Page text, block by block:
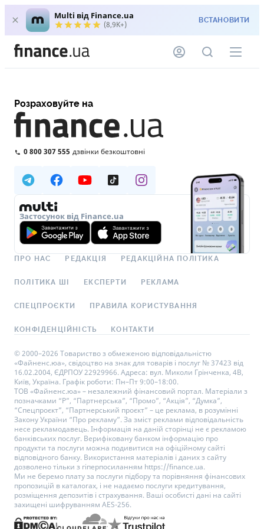
Multi від Finance.ua
(8,9K+) ВСТАНОВИТИ
Розраховуйте на
0 800 307 555 дзвінки безкоштовні
Застосунок від Finance.ua
ПРО НАС РЕДАКЦІЯ РЕДАКЦІЙНА ПОЛІТИКА
ПОЛІТИКА ШІ ЕКСПЕРТИ РЕКЛАМА
СПЕЦПРОЄКТИ ПРАВИЛА КОРИСТУВАННЯ
КОНФІДЕНЦІЙНІСТЬ КОНТАКТИ
© 2000–2026 Товариство з обмеженою відповідальністю
«Файненс.юа», свідоцтво на знак для товарів і послуг № 37423 від
16.02.2004, ЄДРПОУ 22929966. Адреса: вул. Миколи Грінченка, 4В,
Київ, Україна. Графік роботи: Пн–Пт 9:00–18:00.
ТОВ «Файненс.юа» – незалежний фінансовий портал. Матеріали з
позначками “Р”, “Партнерська”, “Промо”, “Акція”, “Думка”,
“Спецпроєкт”, “Партнерський проєкт” – це реклама, в розумінні
Закону України “Про рекламу”. За зміст реклами відповідальність
несе рекламодавець. Інформація на даній сторінці не є рекламою
банківських послуг. Верифіковану банком інформацію про
продукти та послуги можна подивитися на офіційному сайті
відповідного банку. Використання матеріалів і даних з сайту
дозволено тільки з гіперпосиланням https://finance.ua.
Ми не беремо плату за послуги підбору та порівняння фінансових
пропозицій в каталогах, і не надаємо послуги кредитування,
розміщення депозитів і страхування. Ваші особисті дані на сайті
захищені шифруванням AES-256.